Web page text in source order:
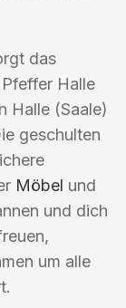
das
Halle
Halle (Saale)
geschulten
Möbel und
und dich
um alle